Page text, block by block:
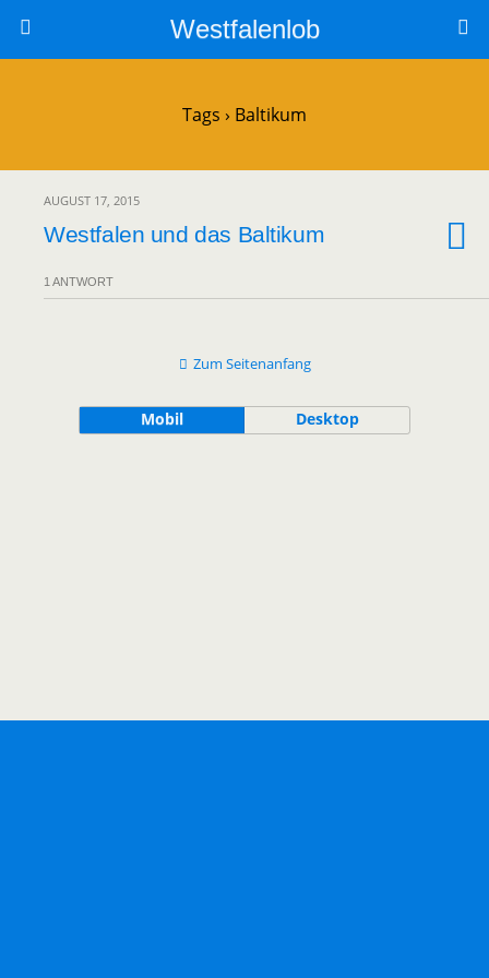
Westfalenlob
Tags › Baltikum
AUGUST 17, 2015
Westfalen und das Baltikum
1 ANTWORT
Zum Seitenanfang
Mobil Desktop